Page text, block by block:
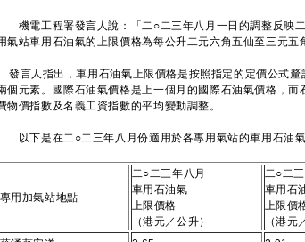
機電工程署發言人說：「二○二三年八月一日的調整反映
氣站車用石油氣的上限價格為每公升二元六角五仙至三元五
發言人指出，車用石油氣上限價格是按照指定的定價公式
個元素。國際石油氣價格是上一個月的國際石油氣價格，
物價指數及名義工資指數的平均變動調整。
以下是在二○二三年八月份適用於各專用氣站的車用石油氣
專用加氣站地點
二○二三年八月
車用石油氣
上限價格
（港元／公升）
二○二
車用石
上限價
（港元